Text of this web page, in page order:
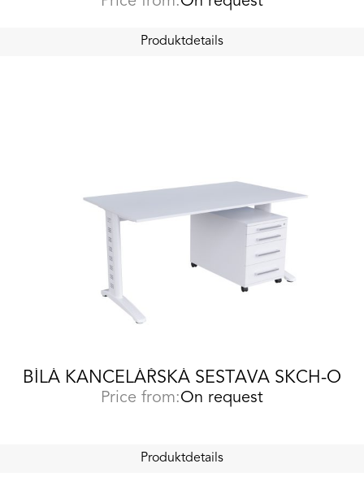
Produktdetails
BÍLÁ KANCELÁŘSKÁ SESTAVA SKCH-O
Price from:On request
Produktdetails